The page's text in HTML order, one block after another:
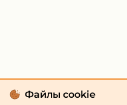
Файлы cookie